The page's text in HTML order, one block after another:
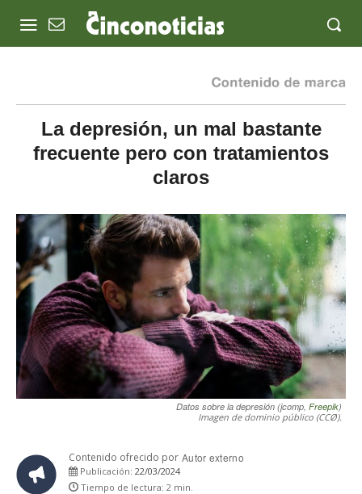
La depresión, un mal bastante
frecuente pero con tratamientos
claros
Datos sobre la depresión (jcomp, Freepik)
Imagen de dominio público (CCØ).
Contenido ofrecido por Autor externo
Publicación: 22/03/2024
Tiempo de lectura: 2 min.